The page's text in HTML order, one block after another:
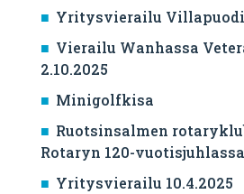
Yritysvierailu
Vierailu Wanhassa
2.10.2025
Minigolfkisa
Ruotsinsalmen
Rotaryn 120-vuotisjuhlassa
Yritysvierailu 10.4.2025